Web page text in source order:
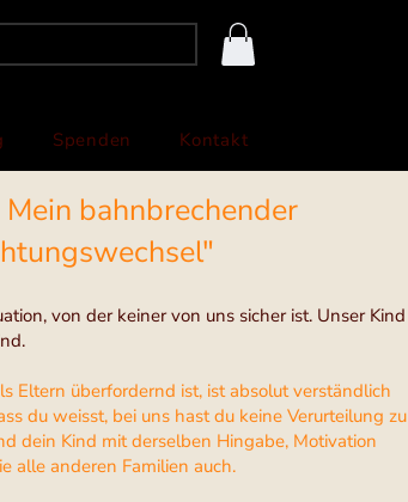
Spenden Kontakt
bahnbrechender
von der keiner von uns sicher ist. Unser Kind
Eltern überfordernd ist, ist absolut verständlich
du weisst, bei uns hast du keine Verurteilung zu
dein Kind mit derselben Hingabe, Motivation
alle anderen Familien auch.